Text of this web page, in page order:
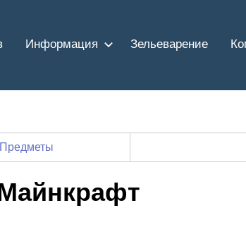
Информация Зельеварение
Предметы